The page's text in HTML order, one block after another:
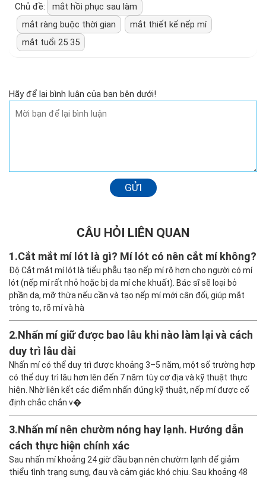
Chủ đề:
mắt hồi phục sau làm
mắt ràng buộc thời gian
mắt thiết kế nếp mí
mắt tuổi 25 35
Hãy để lại bình luận của bạn bên dưới!
GỬI
CÂU HỎI LIÊN QUAN
1.Cắt mắt mí lót là gì? Mí lót có nên cắt mí không?
Độ Cắt mắt mí lót là tiểu phẫu tạo nếp mí rõ hơn cho người có mí
lót (nếp mí rất nhỏ hoặc bị da mí che khuất). Bác sĩ sẽ loại bỏ
phần da, mỡ thừa nếu cần và tạo nếp mí mới cân đối, giúp mắt
trông to, rõ mí và hà
2.Nhấn mí giữ được bao lâu khi nào làm lại và cách
duy trì lâu dài
Nhấn mí có thể duy trì được khoảng 3–5 năm, một số trường hợp
có thể duy trì lâu hơn lên đến 7 năm tùy cơ địa và kỹ thuật thực
hiện. Nhờ liên kết các điểm nhấn đúng kỹ thuật, nếp mí được cố
định chắc chắn v�
3.Nhấn mí nên chườm nóng hay lạnh. Hướng dẫn
cách thực hiện chính xác
Sau nhấn mí khoảng 24 giờ đầu bạn nên chườm lạnh để giảm
thiểu tình trạng sưng, đau và cảm giác khó chịu. Sau khoảng 48